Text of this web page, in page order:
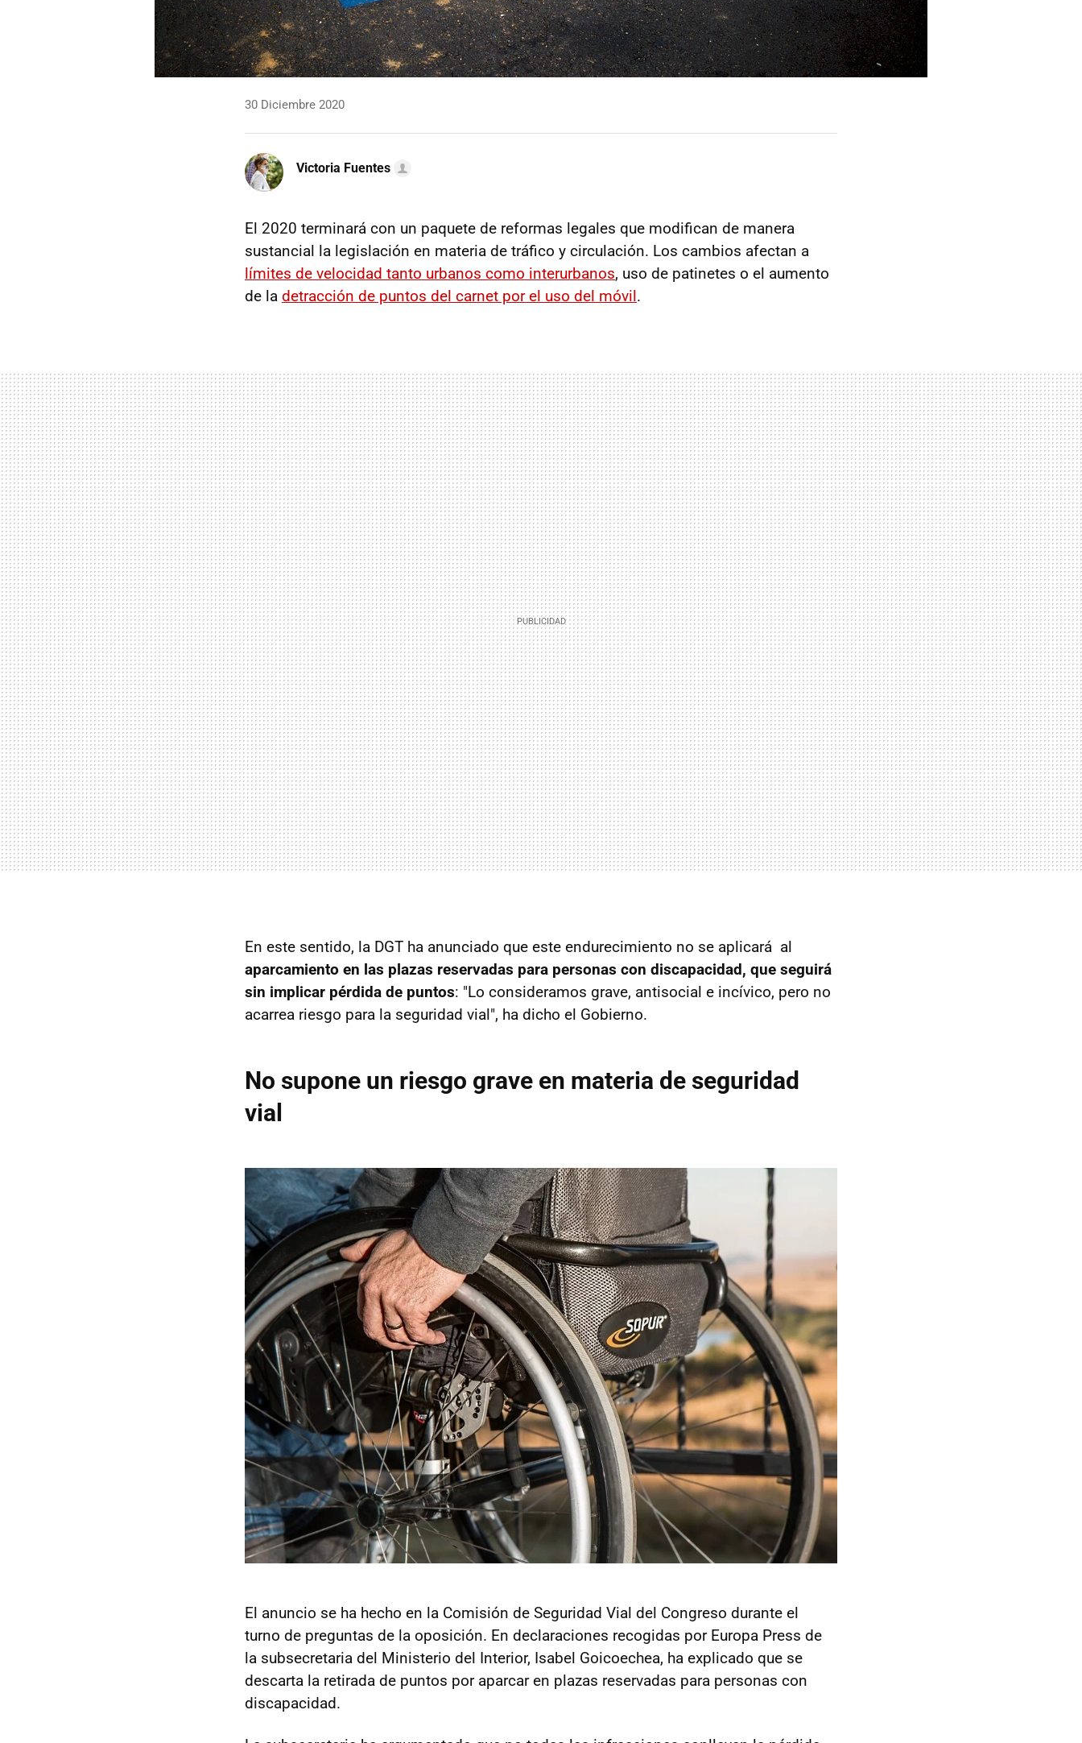
30 Diciembre 2020
Victoria Fuentes
El 2020 terminará con un paquete de reformas legales que modifican de manera
sustancial la legislación en materia de tráfico y circulación. Los cambios afectan a
límites de velocidad tanto urbanos como interurbanos, uso de patinetes o el aumento
de la detracción de puntos del carnet por el uso del móvil.
En este sentido, la DGT ha anunciado que este endurecimiento no se aplicará al
aparcamiento en las plazas reservadas para personas con discapacidad, que seguirá
sin implicar pérdida de puntos: "Lo consideramos grave, antisocial e incívico, pero no
acarrea riesgo para la seguridad vial", ha dicho el Gobierno.
No supone un riesgo grave en materia de seguridad
vial
El anuncio se ha hecho en la Comisión de Seguridad Vial del Congreso durante el
turno de preguntas de la oposición. En declaraciones recogidas por Europa Press de
la subsecretaria del Ministerio del Interior, Isabel Goicoechea, ha explicado que se
descarta la retirada de puntos por aparcar en plazas reservadas para personas con
discapacidad.